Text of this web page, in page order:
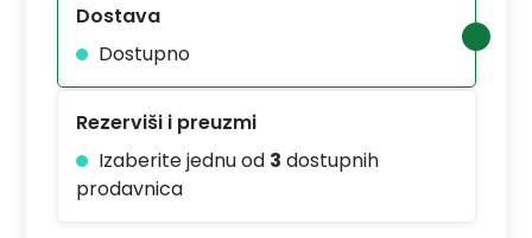
Dostava
Dostupno
Rezerviši i preuzmi
Izaberite jednu od 3 dostupnih
prodavnica